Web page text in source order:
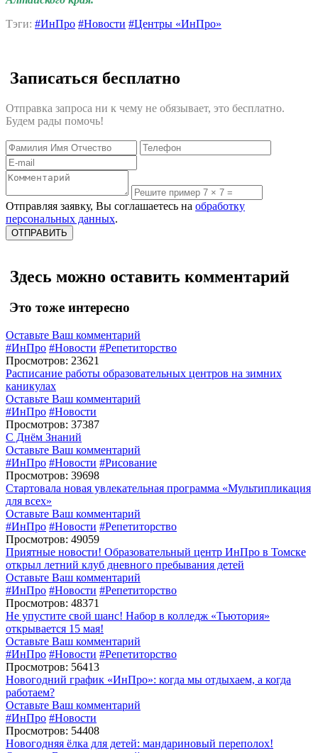
Тэги: #ИнПро #Новости #Центры «ИнПро»
Записаться бесплатно
Отправка запроса ни к чему не обязывает, это бесплатно.
Будем рады помочь!
Отправляя заявку, Вы соглашаетесь на обработку
персональных данных.
Здесь можно оставить комментарий
Это тоже интересно
Оставьте Ваш комментарий
#ИнПро #Новости #Репетиторство
Просмотров: 23621
Расписание работы образовательных центров на зимних
каникулах
Оставьте Ваш комментарий
#ИнПро #Новости
Просмотров: 37387
С Днём Знаний
Оставьте Ваш комментарий
#ИнПро #Новости #Рисование
Просмотров: 39698
Стартовала новая увлекательная программа «Мультипликация
для всех»
Оставьте Ваш комментарий
#ИнПро #Новости #Репетиторство
Просмотров: 49059
Приятные новости! Образовательный центр ИнПро в Томске
открыл летний клуб дневного пребывания детей
Оставьте Ваш комментарий
#ИнПро #Новости #Репетиторство
Просмотров: 48371
Не упустите свой шанс! Набор в колледж «Тьютория»
открывается 15 мая!
Оставьте Ваш комментарий
#ИнПро #Новости #Репетиторство
Просмотров: 56413
Новогодний график «ИнПро»: когда мы отдыхаем, а когда
работаем?
Оставьте Ваш комментарий
#ИнПро #Новости
Просмотров: 54408
Новогодняя ёлка для детей: мандариновый переполох!